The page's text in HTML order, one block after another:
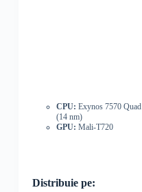
CPU: Exynos 7570 Quad
(14 nm)
GPU: Mali-T720
Distribuie pe: